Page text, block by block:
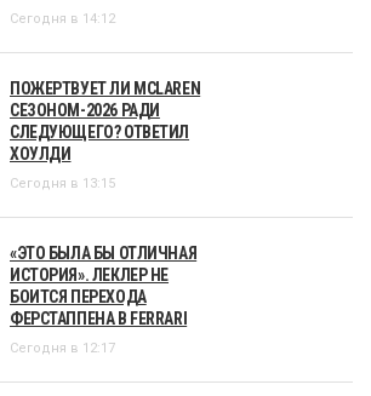
Сегодня в 14:12
ПОЖЕРТВУЕТ ЛИ MCLAREN
СЕЗОНОМ-2026 РАДИ
СЛЕДУЮЩЕГО? ОТВЕТИЛ
ХОУЛДИ
Сегодня в 13:15
«ЭТО БЫЛА БЫ ОТЛИЧНАЯ
ИСТОРИЯ». ЛЕКЛЕР НЕ
БОИТСЯ ПЕРЕХОДА
ФЕРСТАППЕНА В FERRARI
Сегодня в 12:17